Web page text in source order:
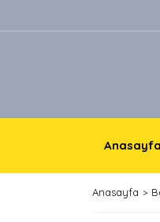
Anasayfa
Anasayfa